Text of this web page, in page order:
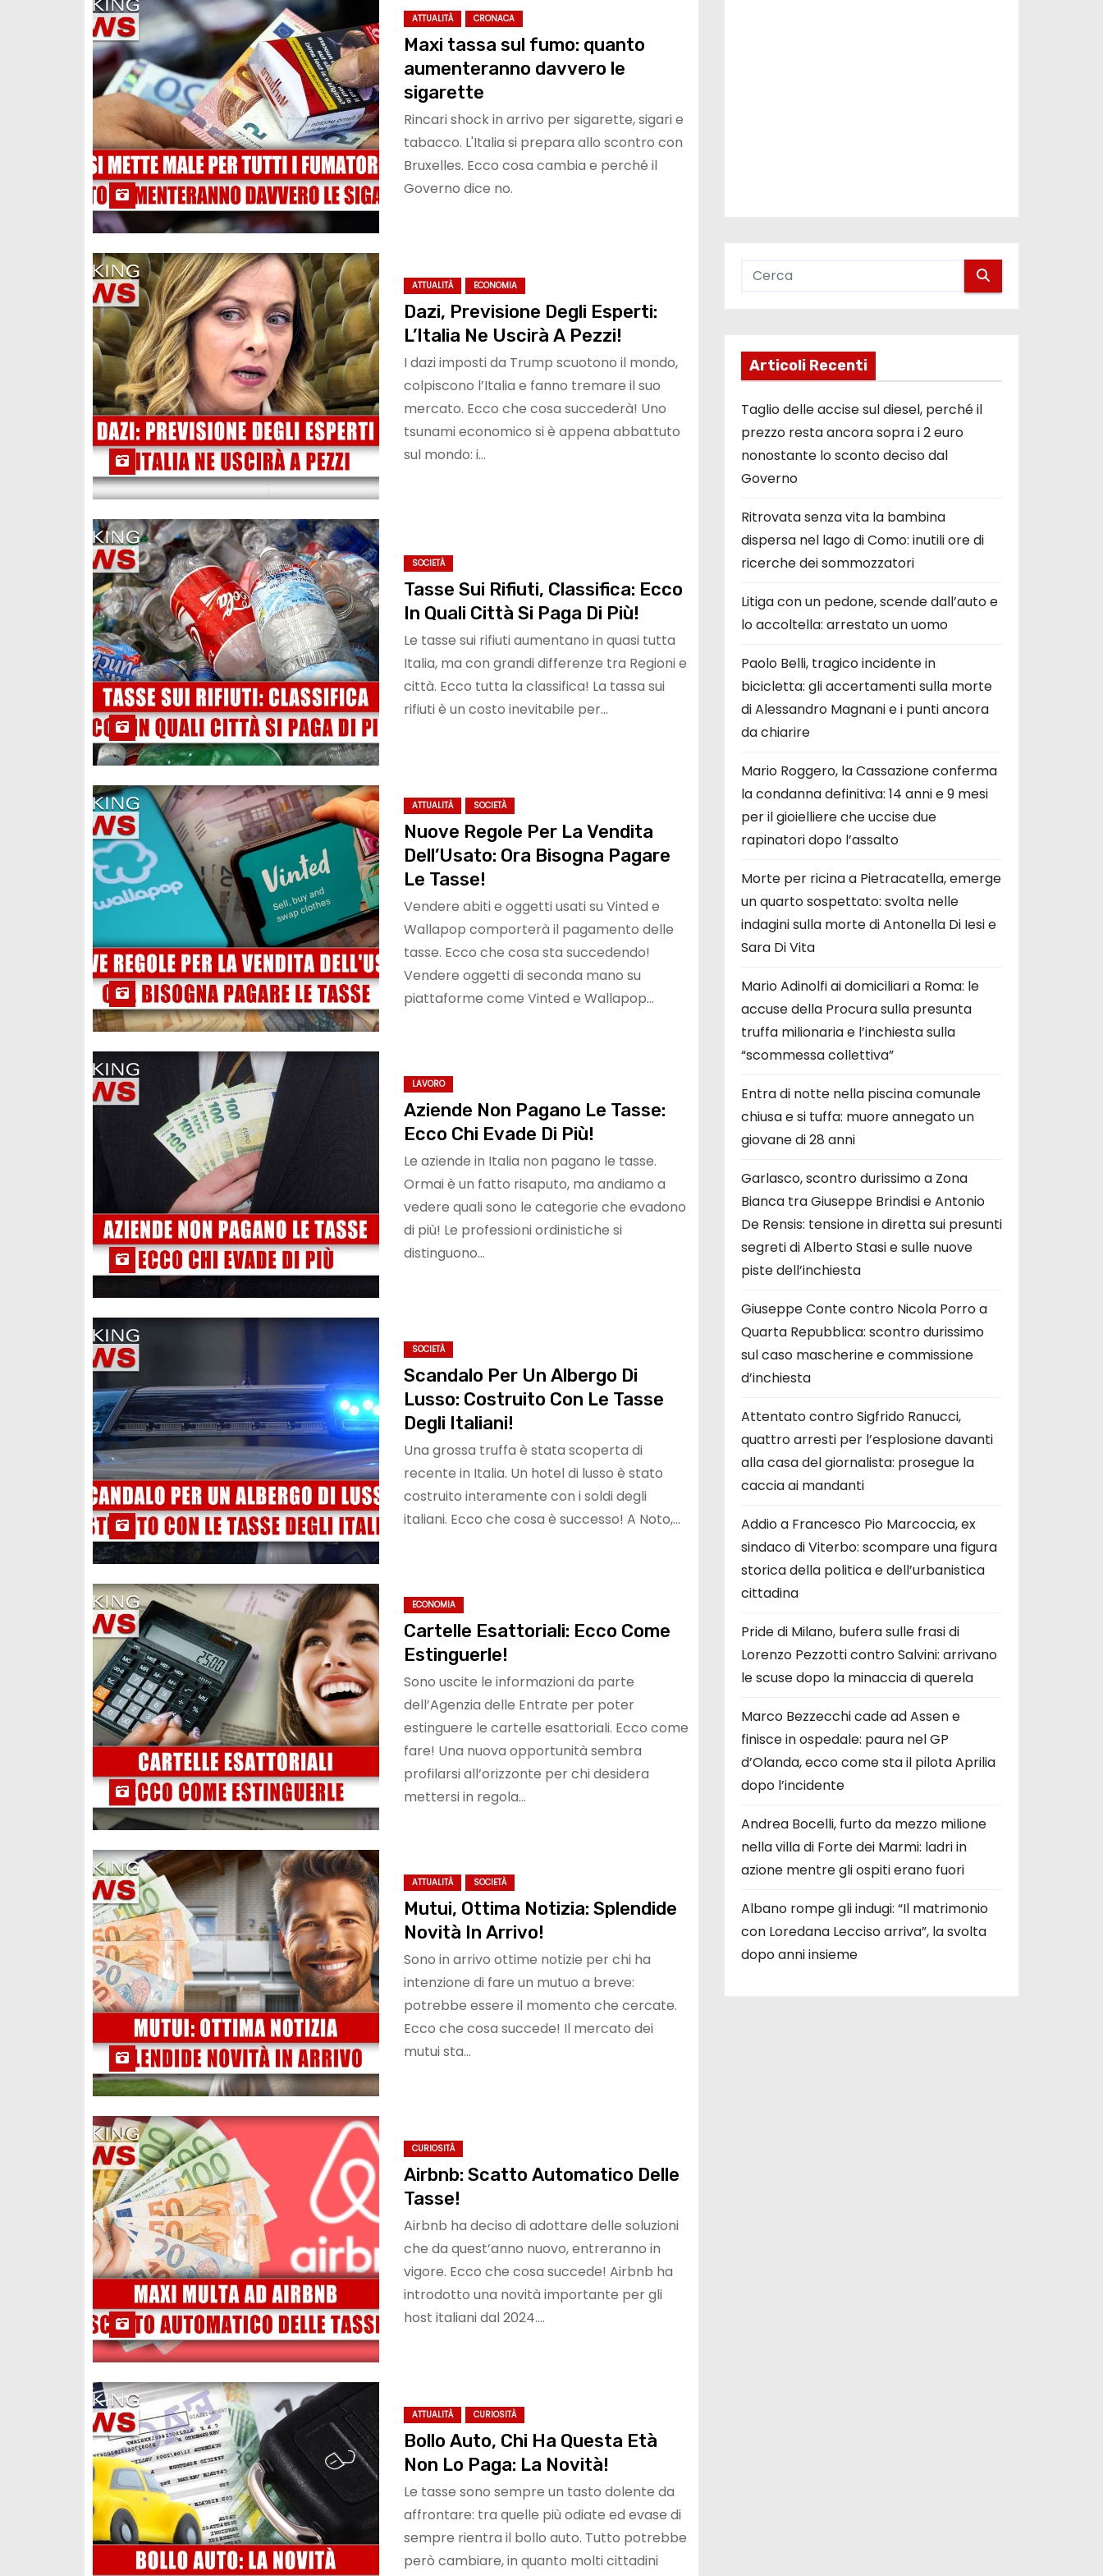
ATTUALITÀ CRONACA
Maxi tassa sul fumo: quanto
aumenteranno davvero le
sigarette
Rincari shock in arrivo per sigarette, sigari e
tabacco. L'Italia si prepara allo scontro con
Bruxelles. Ecco cosa cambia e perché il
Governo dice no.
ATTUALITÀ ECONOMIA
Dazi, Previsione Degli Esperti:
L’Italia Ne Uscirà A Pezzi!
I dazi imposti da Trump scuotono il mondo,
colpiscono l’Italia e fanno tremare il suo
mercato. Ecco che cosa succederà! Uno
tsunami economico si è appena abbattuto
sul mondo: i…
SOCIETÀ
Tasse Sui Rifiuti, Classifica: Ecco
In Quali Città Si Paga Di Più!
Le tasse sui rifiuti aumentano in quasi tutta
Italia, ma con grandi differenze tra Regioni e
città. Ecco tutta la classifica! La tassa sui
rifiuti è un costo inevitabile per…
ATTUALITÀ SOCIETÀ
Nuove Regole Per La Vendita
Dell’Usato: Ora Bisogna Pagare
Le Tasse!
Vendere abiti e oggetti usati su Vinted e
Wallapop comporterà il pagamento delle
tasse. Ecco che cosa sta succedendo!
Vendere oggetti di seconda mano su
piattaforme come Vinted e Wallapop…
LAVORO
Aziende Non Pagano Le Tasse:
Ecco Chi Evade Di Più!
Le aziende in Italia non pagano le tasse.
Ormai è un fatto risaputo, ma andiamo a
vedere quali sono le categorie che evadono
di più! Le professioni ordinistiche si
distinguono…
SOCIETÀ
Scandalo Per Un Albergo Di
Lusso: Costruito Con Le Tasse
Degli Italiani!
Una grossa truffa è stata scoperta di
recente in Italia. Un hotel di lusso è stato
costruito interamente con i soldi degli
italiani. Ecco che cosa è successo! A Noto,…
ECONOMIA
Cartelle Esattoriali: Ecco Come
Estinguerle!
Sono uscite le informazioni da parte
dell’Agenzia delle Entrate per poter
estinguere le cartelle esattoriali. Ecco come
fare! Una nuova opportunità sembra
profilarsi all’orizzonte per chi desidera
mettersi in regola…
ATTUALITÀ SOCIETÀ
Mutui, Ottima Notizia: Splendide
Novità In Arrivo!
Sono in arrivo ottime notizie per chi ha
intenzione di fare un mutuo a breve:
potrebbe essere il momento che cercate.
Ecco che cosa succede! Il mercato dei
mutui sta…
CURIOSITÀ
Airbnb: Scatto Automatico Delle
Tasse!
Airbnb ha deciso di adottare delle soluzioni
che da quest’anno nuovo, entreranno in
vigore. Ecco che cosa succede! Airbnb ha
introdotto una novità importante per gli
host italiani dal 2024.…
ATTUALITÀ CURIOSITÀ
Bollo Auto, Chi Ha Questa Età
Non Lo Paga: La Novità!
Le tasse sono sempre un tasto dolente da
affrontare: tra quelle più odiate ed evase di
sempre rientra il bollo auto. Tutto potrebbe
però cambiare, in quanto molti cittadini
Articoli Recenti
Taglio delle accise sul diesel, perché il
prezzo resta ancora sopra i 2 euro
nonostante lo sconto deciso dal
Governo
Ritrovata senza vita la bambina
dispersa nel lago di Como: inutili ore di
ricerche dei sommozzatori
Litiga con un pedone, scende dall’auto e
lo accoltella: arrestato un uomo
Paolo Belli, tragico incidente in
bicicletta: gli accertamenti sulla morte
di Alessandro Magnani e i punti ancora
da chiarire
Mario Roggero, la Cassazione conferma
la condanna definitiva: 14 anni e 9 mesi
per il gioielliere che uccise due
rapinatori dopo l’assalto
Morte per ricina a Pietracatella, emerge
un quarto sospettato: svolta nelle
indagini sulla morte di Antonella Di Iesi e
Sara Di Vita
Mario Adinolfi ai domiciliari a Roma: le
accuse della Procura sulla presunta
truffa milionaria e l’inchiesta sulla
“scommessa collettiva”
Entra di notte nella piscina comunale
chiusa e si tuffa: muore annegato un
giovane di 28 anni
Garlasco, scontro durissimo a Zona
Bianca tra Giuseppe Brindisi e Antonio
De Rensis: tensione in diretta sui presunti
segreti di Alberto Stasi e sulle nuove
piste dell’inchiesta
Giuseppe Conte contro Nicola Porro a
Quarta Repubblica: scontro durissimo
sul caso mascherine e commissione
d’inchiesta
Attentato contro Sigfrido Ranucci,
quattro arresti per l’esplosione davanti
alla casa del giornalista: prosegue la
caccia ai mandanti
Addio a Francesco Pio Marcoccia, ex
sindaco di Viterbo: scompare una figura
storica della politica e dell’urbanistica
cittadina
Pride di Milano, bufera sulle frasi di
Lorenzo Pezzotti contro Salvini: arrivano
le scuse dopo la minaccia di querela
Marco Bezzecchi cade ad Assen e
finisce in ospedale: paura nel GP
d’Olanda, ecco come sta il pilota Aprilia
dopo l’incidente
Andrea Bocelli, furto da mezzo milione
nella villa di Forte dei Marmi: ladri in
azione mentre gli ospiti erano fuori
Albano rompe gli indugi: “Il matrimonio
con Loredana Lecciso arriva”, la svolta
dopo anni insieme